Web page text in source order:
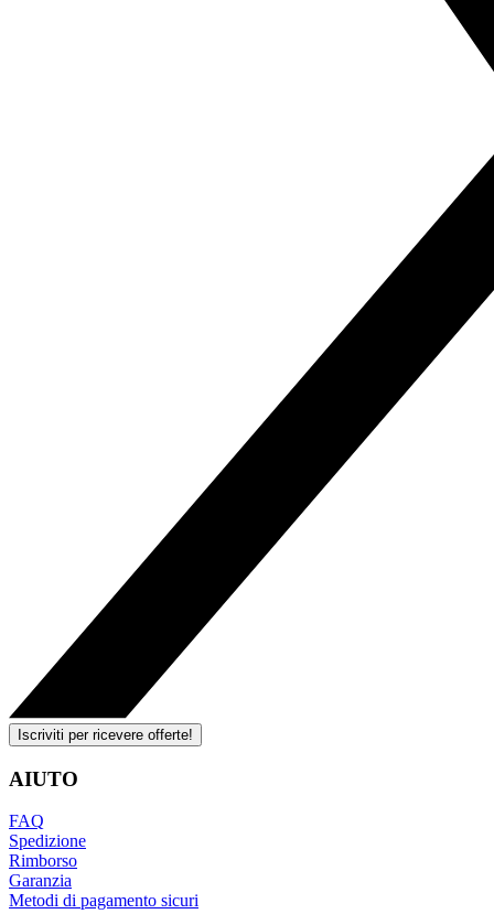
Iscriviti per ricevere offerte!
AIUTO
FAQ
Spedizione
Rimborso
Garanzia
Metodi di pagamento sicuri